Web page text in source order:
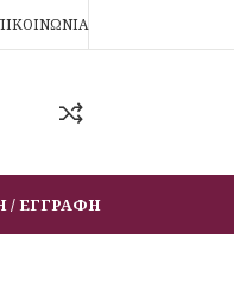
/ ΕΓΓΡΑΦΉ